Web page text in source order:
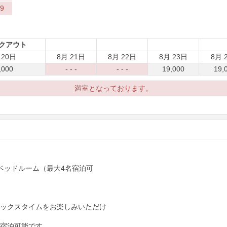
アウト
日
8月 21日 8月 22日 8月 23日
8月
- - - - - - 19,000
満室となっております。
ッドルーム（最大4名宿泊可
クスタイムをお楽しみいただけ